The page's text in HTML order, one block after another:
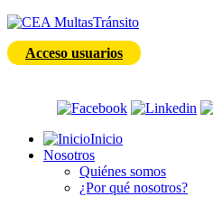
Acceso usuarios
Inicio
Nosotros
Quiénes somos
¿Por qué nosotros?